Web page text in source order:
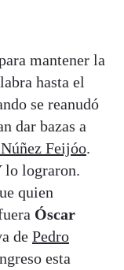
mantener la
hasta el
se reanudó
dar bazas a
Feijóo.
lo lograron.
quien
Óscar
de Pedro
esta